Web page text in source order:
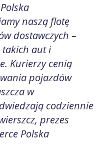
naszą flotę
dostawczych –
aut i
Kurierzy cenią
pojazdów
w
codziennie
prezes
Polska